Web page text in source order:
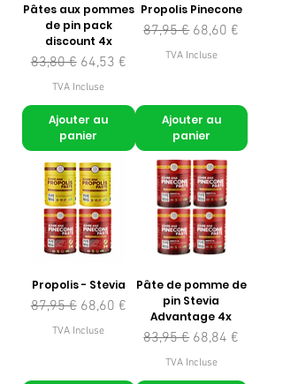
Pâtes aux pommes
de pin pack
discount 4x
Prix original
83,80 € Prix promotionnel
64,53 €
TVA Incluse
Ajouter au
panier
Propolis Pinecone
Prix original
87,95 € Prix
68,60 €
TVA Incluse
Ajouter au
panier
Propolis - Stevia
Prix original
87,95 € Prix promotionnel
68,60 €
TVA Incluse
Pâte de pomme de
pin Stevia
Advantage 4x
Prix original
83,95 € Prix
68,84 €
TVA Incluse